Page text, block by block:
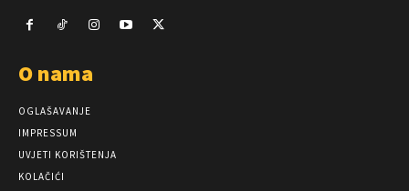
O nama
OGLAŠAVANJE
IMPRESSUM
UVJETI KORIŠTENJA
KOLAČIĆI